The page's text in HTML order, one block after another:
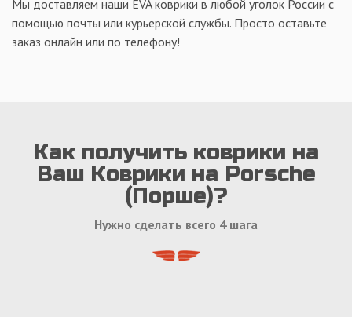
Мы доставляем наши EVA коврики в любой уголок России с
помощью почты или курьерской службы. Просто оставьте
заказ онлайн или по телефону!
Как получить коврики на
Ваш Коврики на Porsche
(Порше)?
Нужно сделать всего 4 шага